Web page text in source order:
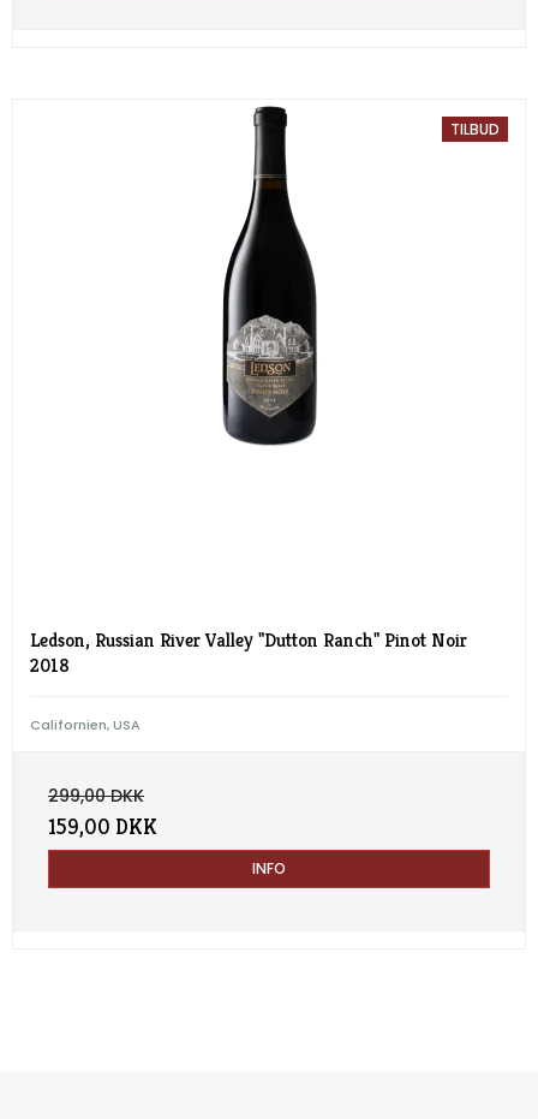
TILBUD
Ledson, Russian River Valley "Dutton Ranch" Pinot Noir
2018
Californien, USA
299,00 DKK
159,00 DKK
INFO